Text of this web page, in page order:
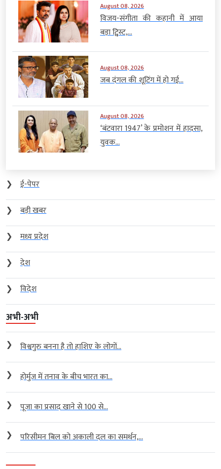
August 08, 2026
विजय-संगीता की कहानी में आया
बड़ा ट्विस्ट,...
August 08, 2026
जब दंगल की शूटिंग में हो गई...
August 08, 2026
‘बंटवारा 1947’ के प्रमोशन में हादसा,
युवक...
❯
ई-पेपर
❯
बड़ी खबर
❯
मध्य प्रदेश
❯
देश
❯
विदेश
अभी-अभी
❯ विश्वगुरु बनना है तो हाशिए के लोगों...
❯ होर्मुज में तनाव के बीच भारत का...
❯ पूजा का प्रसाद खाने से 100 से...
❯ परिसीमन बिल को अकाली दल का समर्थन,...